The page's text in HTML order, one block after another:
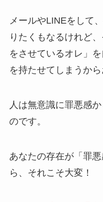
メールやLINEをして
りたくもなるけれど
をさせているオレ」
を持たせてしまうから
人は無意識に罪悪感
のです。
あなたの存在が「罪
ら、それこそ大変！